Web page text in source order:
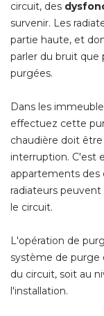
circuit, des
survenir. Les
partie haute, et
parler du bruit que
purgées.
Dans les
effectuez cette
chaudière doit
interruption. C'est
appartements des
radiateurs
le circuit.
L'opération de
système de purge
du circuit, soit au
l'installation.